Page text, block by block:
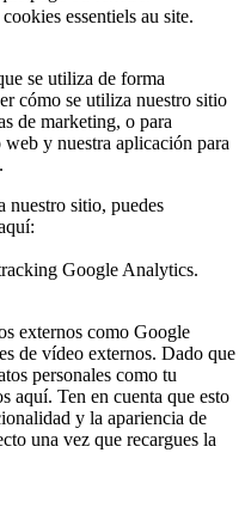
essentiels au site.
se utiliza de forma
cómo se utiliza nuestro sitio
de marketing, o para
y nuestra aplicación para
nuestro sitio, puedes
Google Analytics.
externos como Google
de vídeo externos. Dado que
personales como tu
aquí. Ten en cuenta que esto
y la apariencia de
una vez que recargues la